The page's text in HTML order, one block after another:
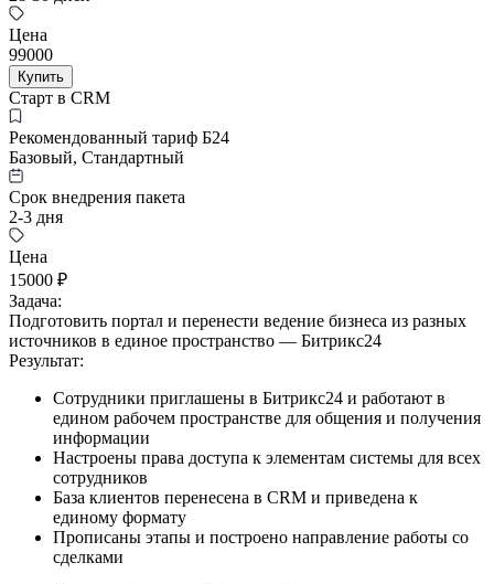
Цена
99000
Купить
Старт в CRM
Рекомендованный тариф Б24
Базовый, Стандартный
Срок внедрения пакета
2-3 дня
Цена
15000 ₽
Задача:
Подготовить портал и перенести ведение бизнеса из разных
источников в единое пространство — Битрикс24
Результат:
Сотрудники приглашены в Битрикс24 и работают в
едином рабочем пространстве для общения и получения
информации
Настроены права доступа к элементам системы для всех
сотрудников
База клиентов перенесена в CRM и приведена к
единому формату
Прописаны этапы и построено направление работы со
сделками